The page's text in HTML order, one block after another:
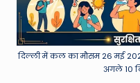
h
er
,
दिल्ली में कल का मौसम 26 मई
अगले 10